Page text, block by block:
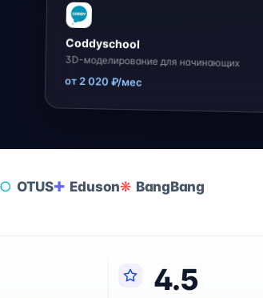
Coddyschool
3D-моделирование для начинающих
от 2 020 ₽/мес
OTUS Eduson BangBang
4.5